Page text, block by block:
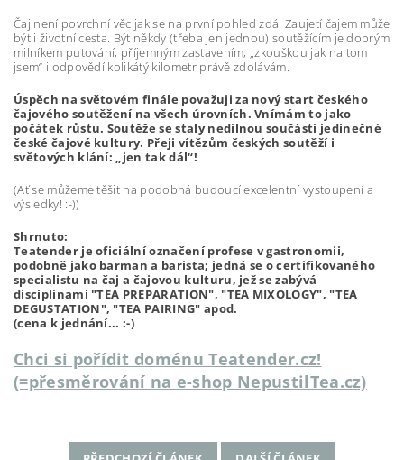
Čaj není povrchní věc jak se na první pohled zdá. Zaujetí čajem může
být i životní cesta. Být někdy (třeba jen jednou) soutěžícím je dobrým
milníkem putování, příjemným zastavením, „zkouškou jak na tom
jsem“ i odpovědí kolikátý kilometr právě zdolávám.
Úspěch na světovém finále považuji za nový start českého
čajového soutěžení na všech úrovních. Vnímám to jako
počátek růstu. Soutěže se staly nedílnou součástí jedinečné
české čajové kultury. Přeji vítězům českých soutěží i
světových klání: „jen tak dál“!
(Ať se můžeme těšit na podobná budoucí excelentní vystoupení a
výsledky! :-))
Shrnuto:
Teatender je oficiální označení profese v gastronomii,
podobně jako barman a barista; jedná se o certifikovaného
specialistu na čaj a čajovou kulturu, jež se zabývá
disciplínami "TEA PREPARATION", "TEA MIXOLOGY", "TEA
DEGUSTATION", "TEA PAIRING" apod.
(cena k jednání... :-)
Chci si pořídit doménu Teatender.cz!
(=přesměrování na e-shop NepustilTea.cz)